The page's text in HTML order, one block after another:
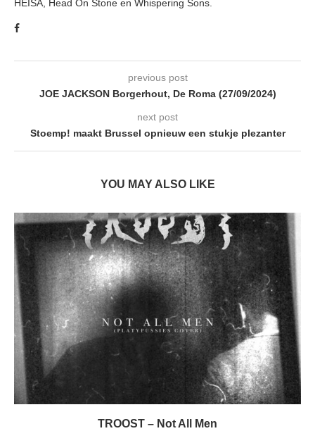
HEISA, Head On Stone en Whispering Sons.
previous post
JOE JACKSON Borgerhout, De Roma (27/09/2024)
next post
Stoemp! maakt Brussel opnieuw een stukje plezanter
YOU MAY ALSO LIKE
TROOST – Not All Men